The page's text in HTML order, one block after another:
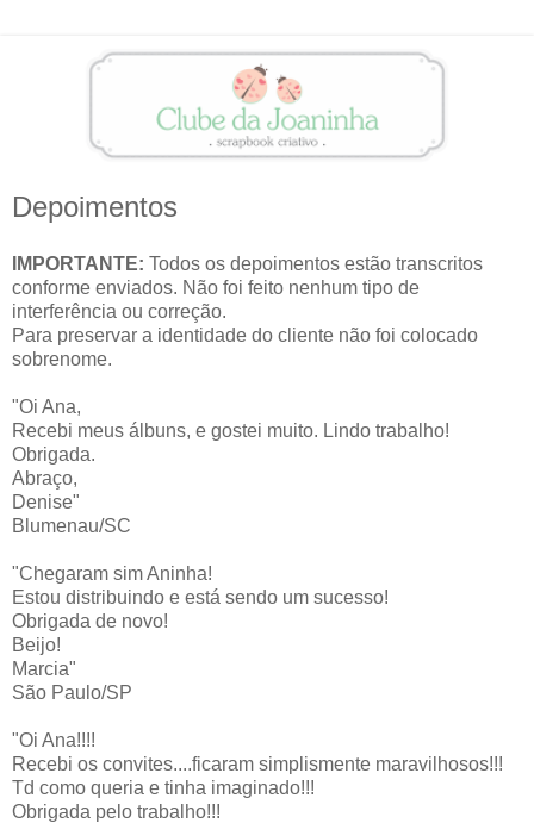
Depoimentos
IMPORTANTE: Todos os depoimentos estão transcritos
conforme enviados. Não foi feito nenhum tipo de
interferência ou correção.
Para preservar a identidade do cliente não foi colocado
sobrenome.
"Oi Ana,
Recebi meus álbuns, e gostei muito. Lindo trabalho!
Obrigada.
Abraço,
Denise"
Blumenau/SC
"Chegaram sim Aninha!
Estou distribuindo e está sendo um sucesso!
Obrigada de novo!
Beijo!
Marcia"
São Paulo/SP
"Oi Ana!!!!
Recebi os convites....ficaram simplismente maravilhosos!!!
Td como queria e tinha imaginado!!!
Obrigada pelo trabalho!!!